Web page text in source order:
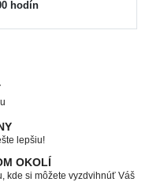
hodín
lepšiu!
OKOLÍ
kde si môžete vyzdvihnúť Váš